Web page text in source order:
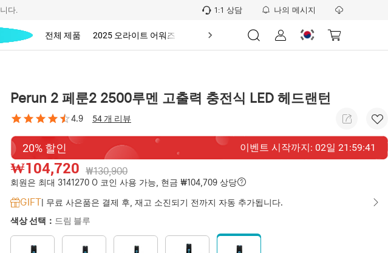
다. 1:1 상담 나의 메시지
전체 제품 2025 오라이트 어워즈 신규회원 🔥O-랭킹 제휴 신청
Perun 2 페룬2 2500루멘 고출력 충전식 LED 헤드랜턴
4.9 54 개 리뷰
20% 할인 이벤트 시작까지: 02일 21 :59:40
₩104,720 ₩130,900
회원은 최대 3141270 O 코인 사용 가능, 현금 ₩104,709 상당
GIFT| 무료 사은품은 결제 후, 재고 소진되기 전까지 자동 추가됩니다.
색상 선택： 드림 블루